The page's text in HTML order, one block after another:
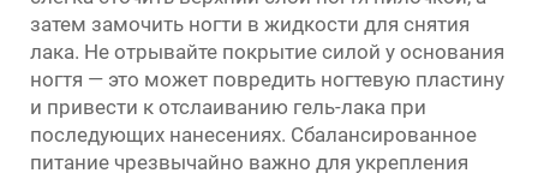
затем замочить ногти в жидкости для снятия
лака. Не отрывайте покрытие силой у основания
ногтя — это может повредить ногтевую пластину
и привести к отслаиванию гель-лака при
последующих нанесениях. Сбалансированное
питание чрезвычайно важно для укрепления